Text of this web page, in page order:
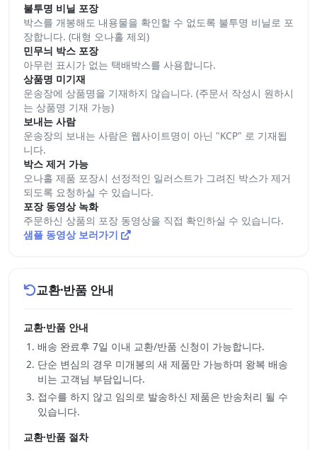
불투명 비닐 포장
박스를 개봉해도 내용물을 확인할 수 없도록 불투명 비닐로 포
장합니다. (대형 오나홀 제외)
민무늬 박스 포장
아무런 표시가 없는 택배박스를 사용합니다.
상품명 미기재
운송장에 상품명을 기재하지 않습니다. (주문서 작성시 원하시
는 상품명 기재 가능)
보내는 사람
운송장의 보내는 사람은 웹사이트명이 아닌 "KCP" 로 기재됩
니다.
박스 제거 가능
오나홀 제품 포장시 선정적인 일러스트가 그려진 박스가 제거
되도록 요청하실 수 있습니다.
포장 동영상 녹화
주문하신 상품의 포장 동영상을 직접 확인하실 수 있습니다.
샘플 동영상 보러가기
교환·반품 안내
교환·반품 안내
배송 완료후 7일 이내 교환/반품 신청이 가능합니다.
단순 변심의 경우 미개봉의 새 제품만 가능하며 왕복 배송
비는 고객님 부담입니다.
접수를 하지 않고 임의로 발송하신 제품은 반송처리 될 수
있습니다.
교환·반품 절차